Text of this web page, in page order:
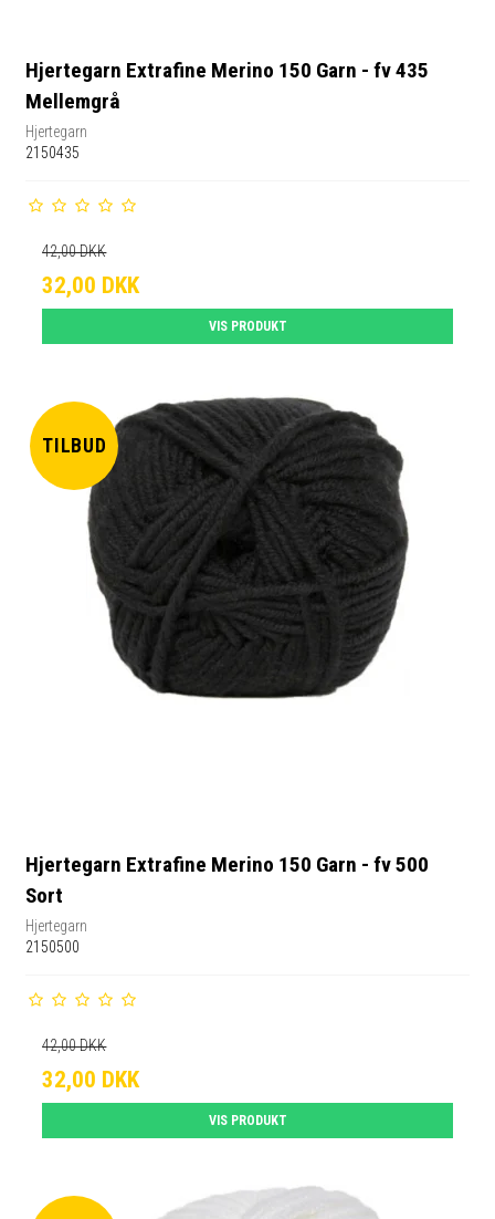
Hjertegarn Extrafine Merino 150 Garn - fv 435
Mellemgrå
Hjertegarn
2150435
42,00 DKK
32,00 DKK
VIS PRODUKT
TILBUD
Hjertegarn Extrafine Merino 150 Garn - fv 500
Sort
Hjertegarn
2150500
42,00 DKK
32,00 DKK
VIS PRODUKT